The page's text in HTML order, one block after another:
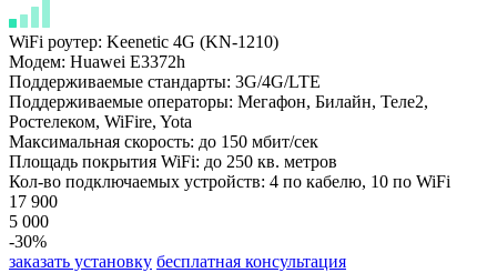
WiFi роутер: Keenetic 4G (KN-1210)
Модем: Huawei E3372h
Поддерживаемые стандарты: 3G/4G/LTE
Поддерживаемые операторы: Мегафон, Билайн, Теле2,
Ростелеком, WiFire, Yota
Максимальная скорость: до 150 мбит/сек
Площадь покрытия WiFi: до 250 кв. метров
Кол-во подключаемых устройств: 4 по кабелю, 10 по WiFi
17 900
5 000
-30%
заказать установку бесплатная консультация